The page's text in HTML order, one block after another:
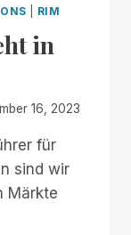
RIM
in
16, 2023
für
sind wir
Märkte